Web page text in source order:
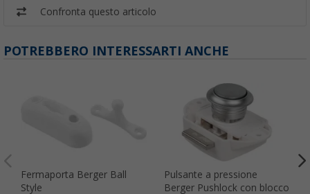
Confronta questo articolo
POTREBBERO INTERESSARTI ANCHE
Fermaporta Berger Ball
Style
Pulsante a pressione
Berger Pushlock con blocco